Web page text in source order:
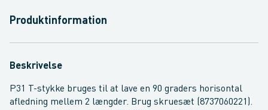
Produktinformation
Beskrivelse
P31 T-stykke bruges til at lave en 90 graders horisontal
afledning mellem 2 længder. Brug skruesæt (8737060221).